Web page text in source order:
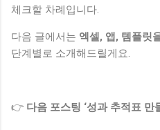
체크할 차례입니다.
다음 글에서는 엑셀, 앱, 템플릿
단계별로 소개해드릴게요.
👉 다음 포스팅 ‘성과 추적표 만